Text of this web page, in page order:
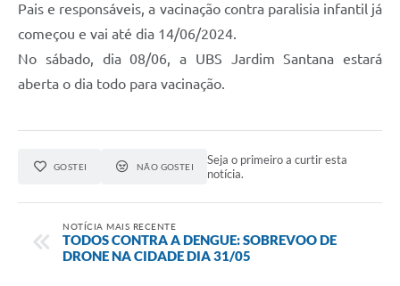
Pais e responsáveis, a vacinação contra paralisia infantil já
começou e vai até dia 14/06/2024.
No sábado, dia 08/06, a UBS Jardim Santana estará
aberta o dia todo para vacinação.
GOSTEI NÃO GOSTEI
Seja o primeiro a curtir esta
notícia.
NOTÍCIA MAIS RECENTE
TODOS CONTRA A DENGUE: SOBREVOO DE
DRONE NA CIDADE DIA 31/05